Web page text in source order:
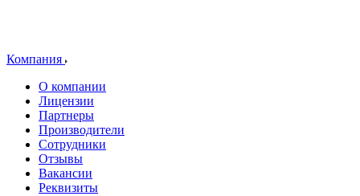
Компания
О компании
Лицензии
Партнеры
Производители
Сотрудники
Отзывы
Вакансии
Реквизиты